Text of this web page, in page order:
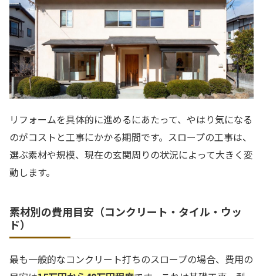
リフォームを具体的に進めるにあたって、やはり気になる
のがコストと工事にかかる期間です。スロープの工事は、
選ぶ素材や規模、現在の玄関周りの状況によって大きく変
動します。
素材別の費用目安（コンクリート・タイル・ウッ
ド）
最も一般的なコンクリート打ちのスロープの場合、費用の